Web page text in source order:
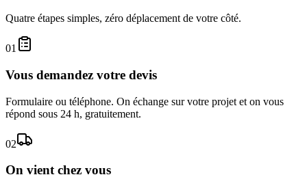
Quatre étapes simples, zéro déplacement de votre côté.
01
Vous demandez votre devis
Formulaire ou téléphone. On échange sur votre projet et on vous
répond sous 24 h, gratuitement.
02
On vient chez vous